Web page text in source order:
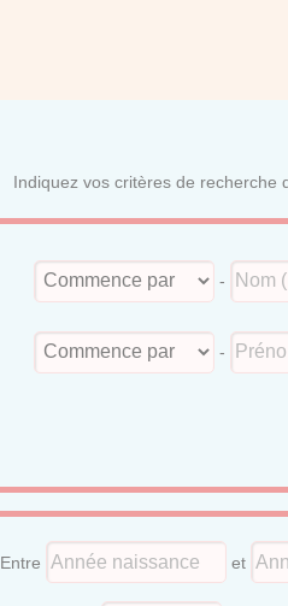
Indiquez vos critères de recherche
-
-
Entre et